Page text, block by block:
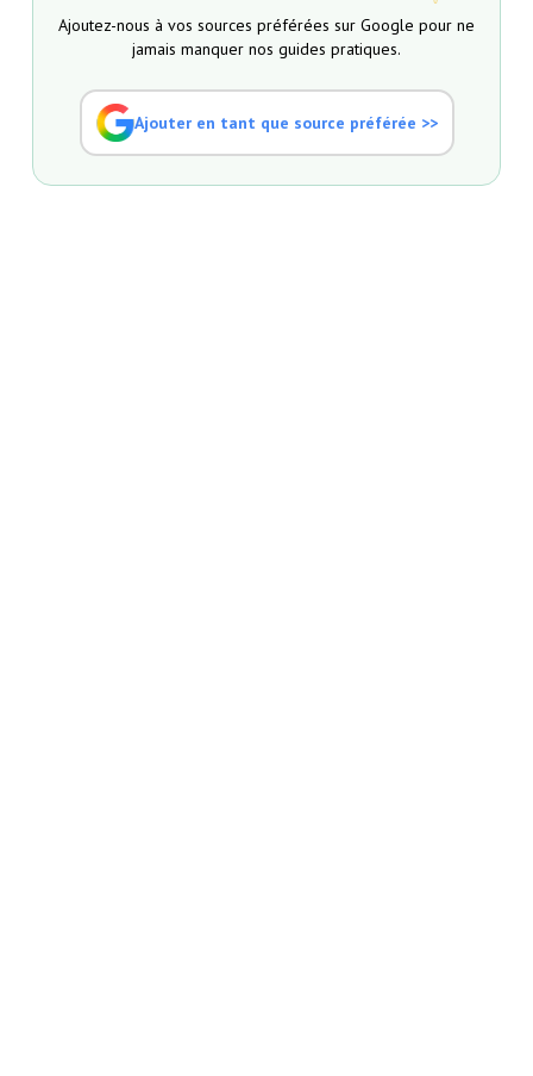
Ajoutez-nous à vos sources préférées sur Google pour ne
jamais manquer nos guides pratiques.
Ajouter en tant que source préférée >>